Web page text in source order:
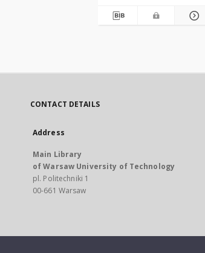
CONTACT DETAILS
Address
Main Library
of Warsaw University of Technology
pl. Politechniki 1
00-661 Warsaw